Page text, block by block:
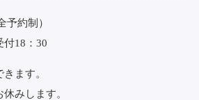
予約制）
18：30
ます。
みします。